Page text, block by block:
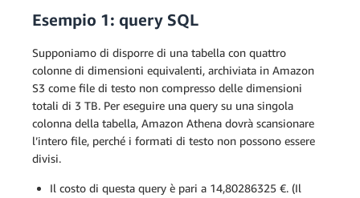
Esempio 1: query SQL
Supponiamo di disporre di una tabella con quattro
colonne di dimensioni equivalenti, archiviata in Amazon
S3 come file di testo non compresso delle dimensioni
totali di 3 TB. Per eseguire una query su una singola
colonna della tabella, Amazon Athena dovrà scansionare
l’intero file, perché i formati di testo non possono essere
divisi.
Il costo di questa query è pari a 14,80286325 €. (Il